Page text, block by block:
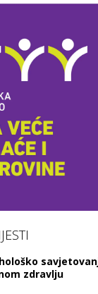
zdravlju